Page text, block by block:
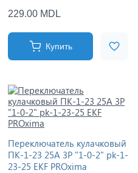
229.00 MDL
Купить
Переключатель кулачковый
ПК-1-23 25А 3P "1-0-2" pk-1-
23-25 EKF PROxima